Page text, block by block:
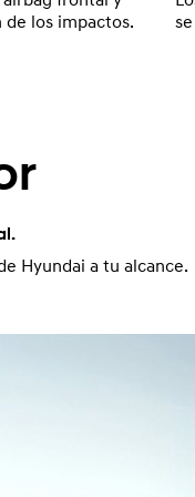
los impactos.
Hyundai a tu alcance.